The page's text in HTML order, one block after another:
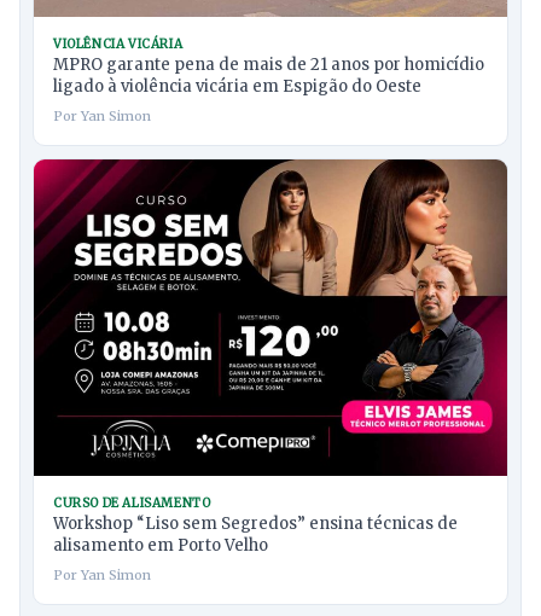
VIOLÊNCIA VICÁRIA
MPRO garante pena de mais de 21 anos por homicídio
ligado à violência vicária em Espigão do Oeste
Por Yan Simon
CURSO DE ALISAMENTO
Workshop “Liso sem Segredos” ensina técnicas de
alisamento em Porto Velho
Por Yan Simon